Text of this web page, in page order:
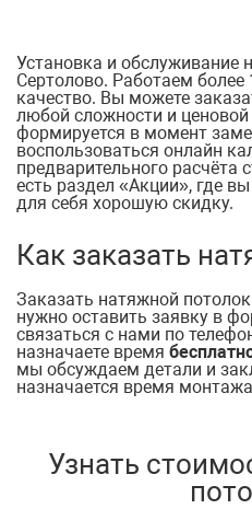
Установка и обслуживание
Сертолово. Работаем более
качество. Вы можете
любой сложности и ценовой
формируется в момент
воспользоваться онлайн
предварительного расчёта
есть раздел «Акции», где
для себя хорошую скидку.
Как заказать
Заказать натяжной
нужно оставить заявку в
связаться с нами по
назначаете время
мы обсуждаем детали и
назначается время
Узнать